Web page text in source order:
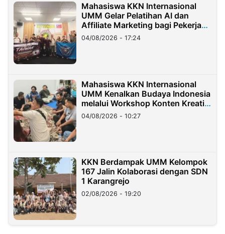
Mahasiswa KKN Internasional
UMM Gelar Pelatihan AI dan
Affiliate Marketing bagi Pekerja
Migran Indonesia di Taiwan
04/08/2026 - 17:24
Mahasiswa KKN Internasional
UMM Kenalkan Budaya Indonesia
melalui Workshop Konten Kreatif
di Taiwan
04/08/2026 - 10:27
KKN Berdampak UMM Kelompok
167 Jalin Kolaborasi dengan SDN
1 Karangrejo
02/08/2026 - 19:20